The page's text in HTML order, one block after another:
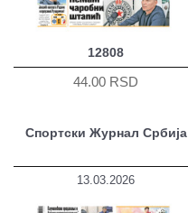
12808
44.00 RSD
Спортски Журнал Србија
13.03.2026